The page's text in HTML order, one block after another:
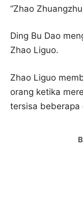
“Zhao
Ding Bu Dao
Zhao Liguo.
Zhao Liguo
orang ketika
tersisa beberapa